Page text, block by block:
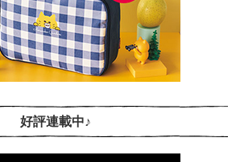
好評連載中♪